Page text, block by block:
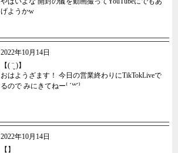
げようかw
2022年10月14日
【( ¨̮ )】
おはようざます！ 今日の営業終わりにTikTokLiveで
るので みにきてねー⁽ ´꒳`⁾
2022年10月14日
【】